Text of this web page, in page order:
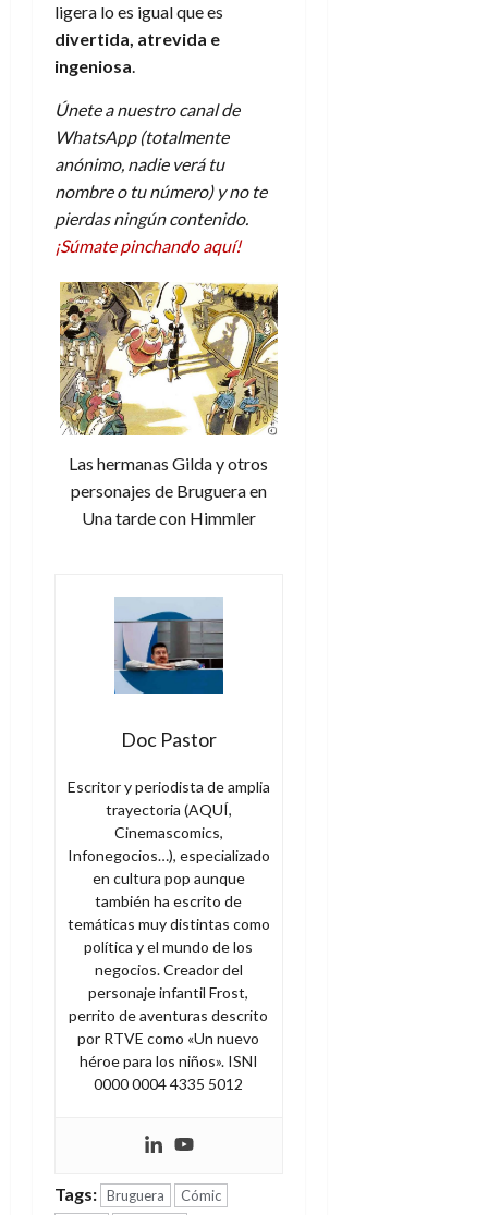
ligera lo es igual que es
divertida, atrevida e
ingeniosa.
Únete a nuestro canal de
WhatsApp (totalmente
anónimo, nadie verá tu
nombre o tu número) y no te
pierdas ningún contenido.
¡Súmate pinchando aquí!
Las hermanas Gilda y otros
personajes de Bruguera en
Una tarde con Himmler
Doc Pastor
Escritor y periodista de amplia
trayectoria (AQUÍ,
Cinemascomics,
Infonegocios…), especializado
en cultura pop aunque
también ha escrito de
temáticas muy distintas como
política y el mundo de los
negocios. Creador del
personaje infantil Frost,
perrito de aventuras descrito
por RTVE como «Un nuevo
héroe para los niños». ISNI
0000 0004 4335 5012
Tags: Bruguera
Cómic